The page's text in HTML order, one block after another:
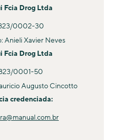
Fcia Drog Ltda
0002-30
Anieli Xavier Neves
Fcia Drog Ltda
0001-50
Augusto Cincotto
credenciada: